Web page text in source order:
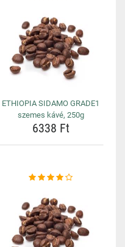
ETHIOPIA SIDAMO GRADE1
szemes kávé, 250g
6338 Ft